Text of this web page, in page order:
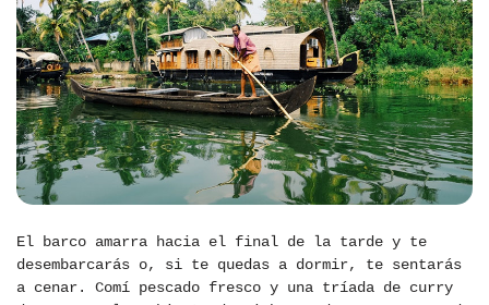
El barco amarra hacia el final de la tarde y te
desembarcarás o, si te quedas a dormir, te sentarás
a cenar. Comí pescado fresco y una tríada de curry